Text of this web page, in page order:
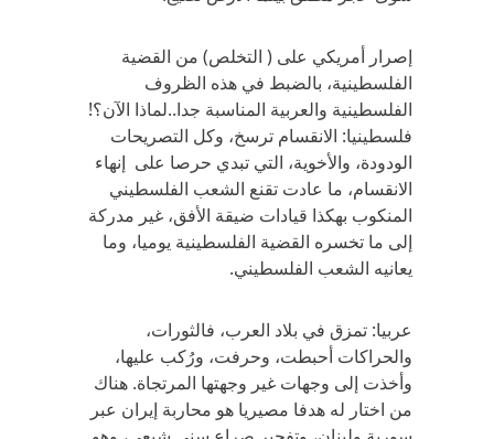
إصرار أمريكي على ( التخلص) من القضية
الفلسطينية، بالضبط في هذه الظروف
الفلسطينية والعربية المناسبة جدا..لماذا الآن؟!
فلسطينيا: الانقسام ترسخ، وكل التصريحات
الودودة، والأخوية، التي تبدي حرصا على إنهاء
الانقسام، ما عادت تقنع الشعب الفلسطيني
المنكوب بهكذا قيادات ضيقة الأفق، غير مدركة
إلى ما تخسره القضية الفلسطينية يوميا، وما
يعانيه الشعب الفلسطيني.
عربيا: تمزق في بلاد العرب، فالثورات،
والحراكات أحبطت، وحرفت، ورُكب عليها،
وأخذت إلى وجهات غير وجهتها المرتجاة. هناك
من اختار له هدفا مصيريا هو محاربة إيران عبر